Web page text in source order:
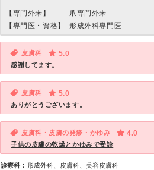
【専門外来】
爪専門外来
【専門医・資格】
形成外科専門医
皮膚科 5.0
感謝してます。
皮膚科 5.0
ありがとうございます。
皮膚科・皮膚の発疹・かゆみ 4.0
子供の皮膚の乾燥とかゆみで受診
診療科： 形成外科、皮膚科、美容皮膚科